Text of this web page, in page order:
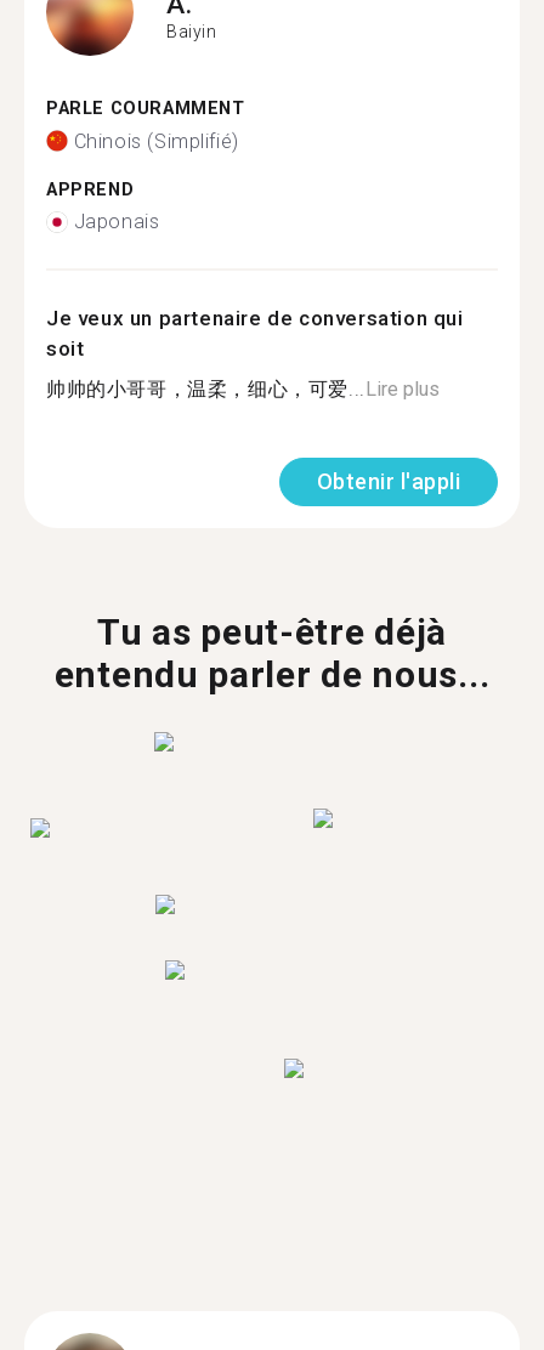
Baiyin
PARLE COURAMMENT
Chinois (Simplifié)
APPREND
Japonais
Je veux un partenaire de conversation qui
soit
帅帅的小哥哥，温柔，细心，可爱...Lire plus
Obtenir l'appli
Tu as peut-être déjà
entendu parler de nous...